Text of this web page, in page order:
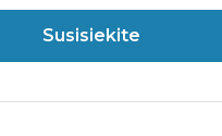
Susisiekite